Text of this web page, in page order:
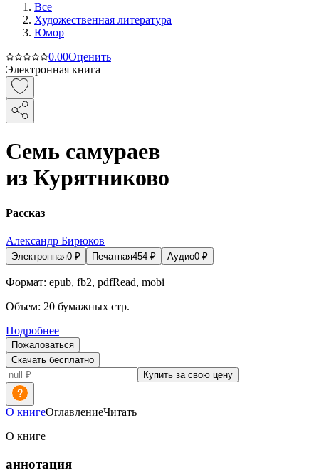
Все
Художественная литература
Юмор
0.00Оценить
Электронная книга
Семь самураев
из Курятниково
Рассказ
Александр Бирюков
Электронная0 ₽ Печатная454 ₽ Аудио0 ₽
Формат: epub, fb2, pdfRead, mobi
Объем: 20 бумажных стр.
Подробнее
Пожаловаться
Скачать бесплатно
Купить за свою цену
О книгеОглавлениеЧитать
О книге
аннотация